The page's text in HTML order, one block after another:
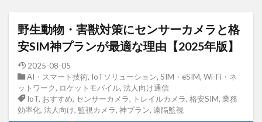
野生動物・害獣対策にセンサーカメラと格
安SIM神プランが最適な理由【2025年版】
2025-08-05
AI・スマート技術, IoTソリューション, SIM・eSIM, Wi-Fi・ネ
ットワーク, ロケットモバイル, 法人向け通信
IoT, おすすめ, センサーカメラ, トレイルカメラ, 格安SIM, 業務
効率化, 法人向け, 監視カメラ, 神プラン, 遠隔監視
タグ
土木工事 格安SIM
映像伝送
大手キャリア
大容量プラン
固定IP
水道工事
卸売業 医療・福祉
動画解析
写真測量
再生エネルギー
光回線